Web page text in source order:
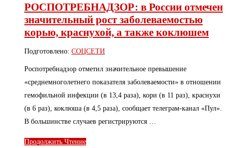
РОСПОТРЕБНАДЗОР: в России отмечен
значительный рост заболеваемостью
корью, краснухой, а также коклюшем
Подготовлено: СОЦСЕТИ
Роспотребнадзор отметил значительное превышение
«среднемноголетнего показателя заболеваемости» в отношении
гемофильной инфекции (в 13,4 раза), кори (в 11 раз), краснухи
(в 6 раз), коклюша (в 4,5 раза), сообщает телеграм-канал «Пул».
В большинстве случаев регистрируются …
Продолжить Чтение